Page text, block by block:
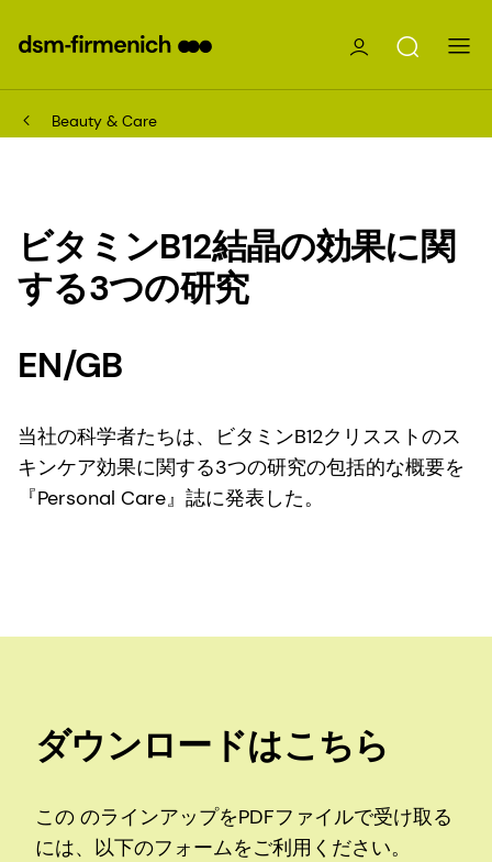
Beauty & Care
ビタミンB12結晶の効果に関
する3つの研究
EN/GB
当社の科学者たちは、ビタミンB12クリスストのス
キンケア効果に関する3つの研究の包括的な概要を
『Personal Care』誌に発表した。
ダウンロードはこちら
この のラインアップをPDFファイルで受け取る
には、以下のフォームをご利用ください。